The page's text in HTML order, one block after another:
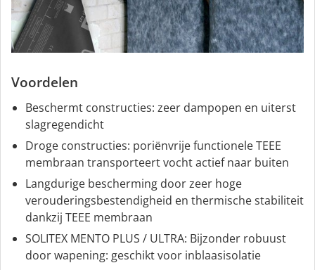
Voordelen
Beschermt constructies: zeer dampopen en uiterst
slagregendicht
Droge constructies: poriënvrije functionele TEEE
membraan transporteert vocht actief naar buiten
Langdurige bescherming door zeer hoge
verouderingsbestendigheid en thermische stabiliteit
dankzij TEEE membraan
SOLITEX MENTO PLUS / ULTRA: Bijzonder robuust
door wapening: geschikt voor inblaas­isolatie